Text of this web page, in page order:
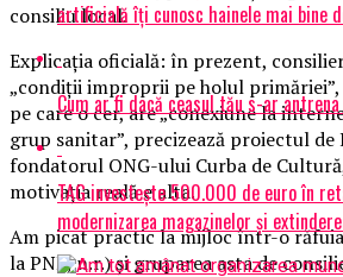
consiliu local.
Explicația oficială: în prezent,
„condiții improprii pe holul primăriei”,
pe care o cer, are „conexiune la
grup sanitar”, precizează proiectul de
fondatorul ONG-ului Curba de
motivația reală e alta.
Am picat practic la mijloc într-o
la PNL, n.r.) și gruparea asta de
artificială îți cunosc hainele mai bine
Cum ar fi dacă ceasul tău s-ar
TAG investește 500.000 de euro în
modernizarea magazinelor și